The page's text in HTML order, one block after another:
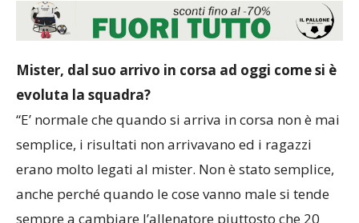
Mister, dal suo arrivo in corsa ad oggi come si è
evoluta la squadra?
“E’ normale che quando si arriva in corsa non è mai
semplice, i risultati non arrivavano ed i ragazzi
erano molto legati al mister. Non è stato semplice,
anche perché quando le cose vanno male si tende
sempre a cambiare l’allenatore piuttosto che 20